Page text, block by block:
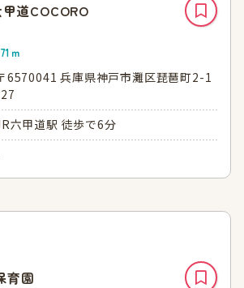
道COCORO
71 ｍ
6570041 兵庫県神戸市灘区琵琶町2-1
六甲道駅 徒歩で6分
育園